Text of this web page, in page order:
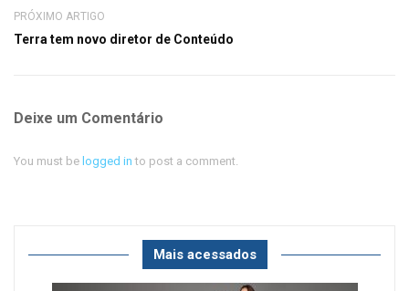
PRÓXIMO ARTIGO
Terra tem novo diretor de Conteúdo
Deixe um Comentário
You must be logged in to post a comment.
Mais acessados